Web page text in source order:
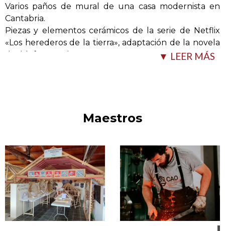
Varios paños de mural de una casa modernista en
Cantabria.
Piezas y elementos cerámicos de la serie de Netflix
«Los herederos de la tierra», adaptación de la novela
de Ildefonso Falcones.
cadena hotelera Marbella Club en Málaga.
Murales para el pórtico de la plaza del palacio de los
condes de Argillo en Morata de Jalón.
Peirones y placas de calles estilo siglo XVIII para varias
▼ LEER MÁS
Maestros